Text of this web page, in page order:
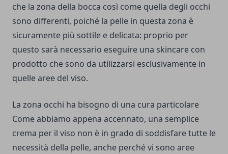
che la zona della bocca così come quella degli occhi
sono differenti, poiché la pelle in questa zona è
sicuramente più sottile e delicata: proprio per
questo sarà necessario eseguire una skincare con
prodotto che sono da utilizzarsi esclusivamente in
quelle aree del viso.
La zona occhi ha bisogno di una cura particolare
Come abbiamo appena accennato, una semplice
crema per il viso non è in grado di soddisfare tutte le
necessità della pelle, anche perché vi sono aree